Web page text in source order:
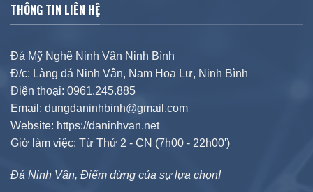
THÔNG TIN LIÊN HỆ
Đá Mỹ Nghệ Ninh Vân Ninh Bình
Đ/c: Làng đá Ninh Vân, Nam Hoa Lư, Ninh Bình
Điện thoại: 0961.245.885
Email: dungdaninhbinh@gmail.com
Website: https://daninhvan.net
Giờ làm việc: Từ Thứ 2 - CN (7h00 - 22h00')
Đá Ninh Vân, Điểm dừng của sự lựa chọn!